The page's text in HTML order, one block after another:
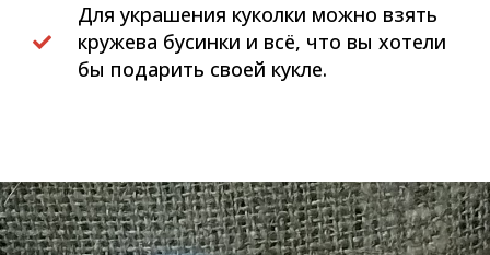
Для украшения куколки можно взять
кружева бусинки и всё, что вы хотели
бы подарить своей кукле.